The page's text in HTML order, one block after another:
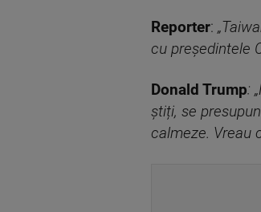
Reporter:
cu președintele
Donald Trump:
știți, se
calmeze. Vreau